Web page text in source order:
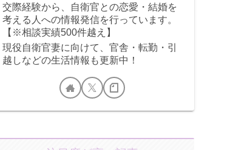
交際経験から、自衛官との恋愛・結婚を
考える人への情報発信を行っています。
【※相談実績500件越え】
現役自衛官妻に向けて、官舎・転勤・引
越しなどの生活情報も更新中！